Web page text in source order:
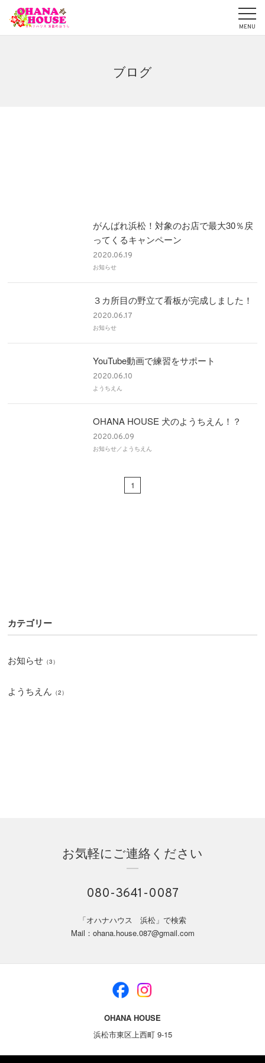
ブログ
がんばれ浜松！対象のお店で最大30％戻
ってくるキャンペーン
2020.06.19
お知らせ
３カ所目の野立て看板が完成しました！
2020.06.17
お知らせ
YouTube動画で練習をサポート
2020.06.10
ようちえん
OHANA HOUSE 犬のようちえん！？
2020.06.09
お知らせ／ようちえん
1
カテゴリー
お知らせ （3）
ようちえん （2）
お気軽にご連絡ください
080-3641-0087
「オハナハウス 浜松」で検索
Mail：ohana.house.087@gmail.com
OHANA HOUSE
浜松市東区上西町 9-15